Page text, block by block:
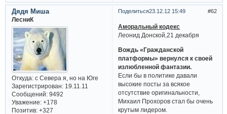
Поделиться 62
23.12.12 15:49
Дядя Миша
ЛесниК
Откуда:с Севера я, но на Юге
Зарегистрирован: 19.11.11
Сообщений:9492
Уважение: +178
Позитив: +327
Аморальный кодекс
Леонид Донской,21 декабря
Вождь «Гражданской
платформы» вернулся к своей
излюбленной фантазии.
Если бы в политике давали
высокие посты за всякое
отсутствие оригинальности,
Михаил Прохоров стал бы очень
крутым лидером.